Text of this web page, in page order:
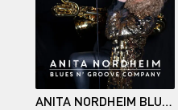
ANITA NORDHEIM BLUES N’ GROOVE COMPANY / TURN THE PAGE